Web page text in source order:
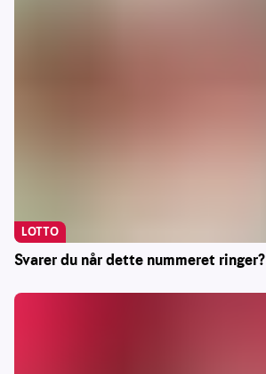
Svarer du når dette nummeret ringer?
LOTTO